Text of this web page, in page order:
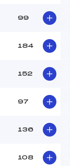
99
184
152
97
136
108